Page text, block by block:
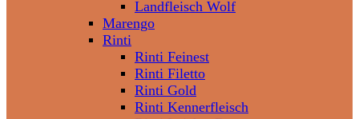
Landfleisch Wolf
Marengo
Rinti
Rinti Feinest
Rinti Filetto
Rinti Gold
Rinti Kennerfleisch